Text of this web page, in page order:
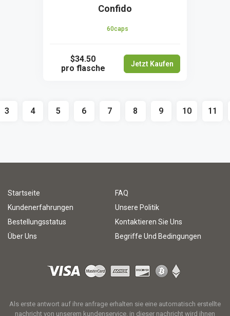
Confido
60caps
$34.50
pro flasche
Jetzt Kaufen
3 4 5 6 7 8 9 10 11
Startseite
FAQ
Kundenerfahrungen
Unsere Politik
Bestellungsstatus
Kontaktieren Sie Uns
Über Uns
Begriffe Und Bedingungen
Als erste antwort auf ihre anfrage erhalten sie eine automatisch erstellte
nachricht von unserem kundenservice. in dieser nachricht wird ihnen